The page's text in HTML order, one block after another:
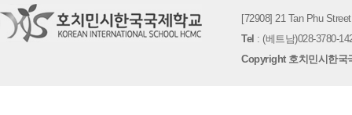
[72908] 21 Tan Phu
Tel : (베트남)028-3780-
Copyright 호치민시한국